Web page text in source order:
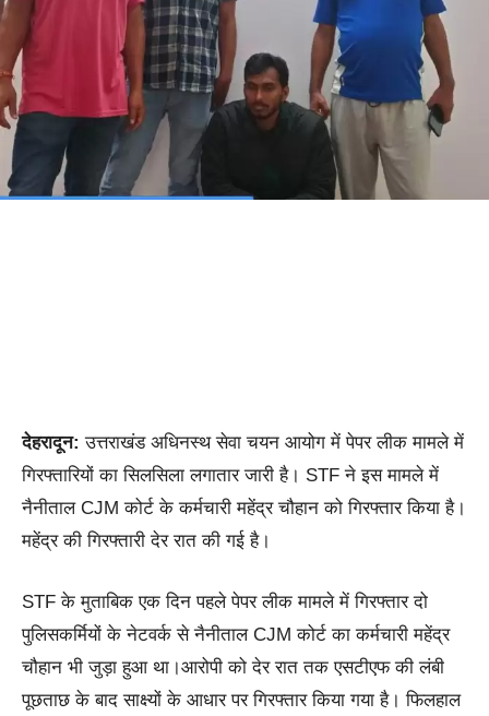
देहरादून:उत्तराखंड अधिनस्थ सेवा चयन आयोग में पेपर लीक मामले में
गिरफ्तारियों का सिलसिला लगातार जारी है। STF ने इस मामले में
नैनीताल CJM कोर्ट के कर्मचारी महेंद्र चौहान को गिरफ्तार किया है।
महेंद्र की गिरफ्तारी देर रात की गई है।
STF के मुताबिक एक दिन पहले पेपर लीक मामले में गिरफ्तार दो
पुलिसकर्मियों के नेटवर्क से नैनीताल CJM कोर्ट का कर्मचारी महेंद्र
चौहान भी जुड़ा हुआ था।आरोपी को देर रात तक एसटीएफ की लंबी
पूछताछ के बाद साक्ष्यों के आधार पर गिरफ्तार किया गया है। फिलहाल